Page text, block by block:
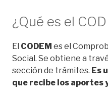
¿Qué es el
El CODEM es el
Social. Se obtiene a
sección de trámites. Es
que recibe los aportes